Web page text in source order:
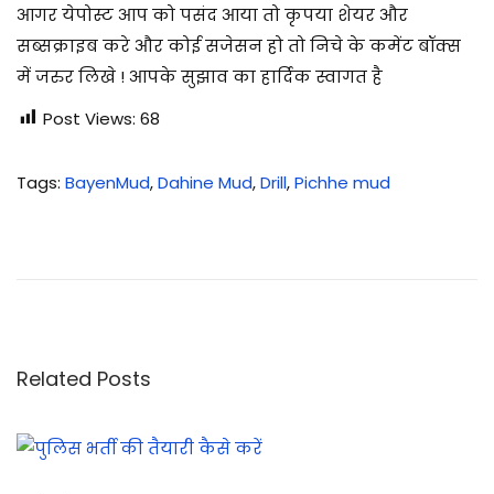
आगर येपोस्ट आप को पसंद आया तो कृपया शेयर और
सब्सक्राइब करे और कोई सजेसन हो तो निचे के कमेंट बॉक्स
में जरुर लिखे ! आपके सुझाव का हार्दिक स्वागत है
Post Views: 68
Tags: BayenMud,Dahine Mud,Drill,Pichhe mud
र
ई
Related Posts